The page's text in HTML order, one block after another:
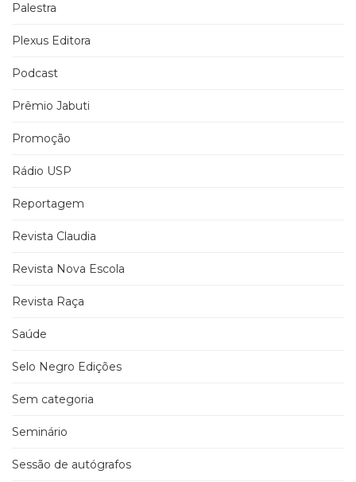
Palestra
Plexus Editora
Podcast
Prêmio Jabuti
Promoção
Rádio USP
Reportagem
Revista Claudia
Revista Nova Escola
Revista Raça
Saúde
Selo Negro Edições
Sem categoria
Seminário
Sessão de autógrafos